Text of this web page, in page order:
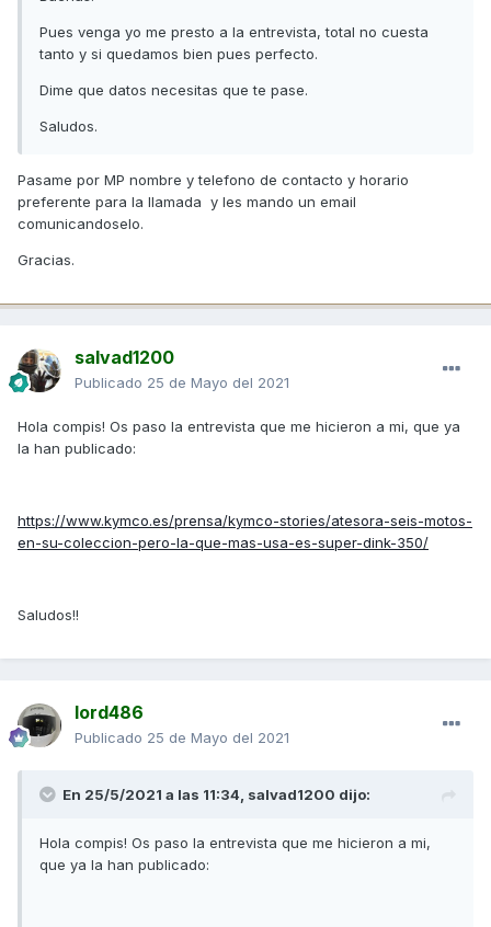
Pues venga yo me presto a la entrevista, total no cuesta
tanto y si quedamos bien pues perfecto.
Dime que datos necesitas que te pase.
Saludos.
Pasame por MP nombre y telefono de contacto y horario
preferente para la llamada y les mando un email
comunicandoselo.
Gracias.
salvad1200
Publicado 25 de Mayo del 2021
Hola compis! Os paso la entrevista que me hicieron a mi, que ya
la han publicado:
https://www.kymco.es/prensa/kymco-stories/atesora-seis-motos-
en-su-coleccion-pero-la-que-mas-usa-es-super-dink-350/
Saludos!!
lord486
Publicado 25 de Mayo del 2021
En 25/5/2021 a las 11:34, salvad1200 dijo:
Hola compis! Os paso la entrevista que me hicieron a mi,
que ya la han publicado: